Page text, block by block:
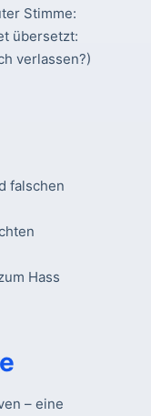
Stimme:
übersetzt:
verlassen?)
falschen
Hass
– eine